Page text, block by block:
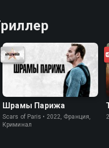
Шрамы Парижа
Scars of Paris • 2022, Франция,
Криминал